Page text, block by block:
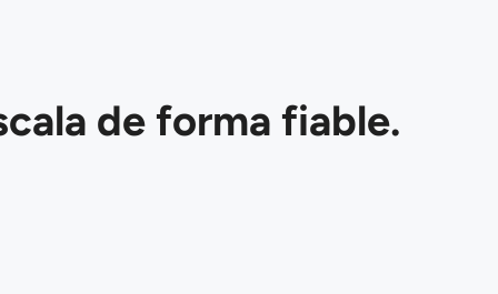
de forma fiable.